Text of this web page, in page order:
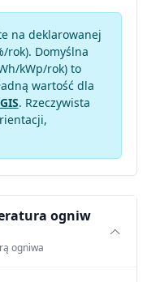
na deklarowanej
rok). Domyślna
kWp/rok) to
wartość dla
. Rzeczywista
ogniw
ogniwa